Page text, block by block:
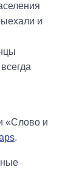
и
«Слово и
.